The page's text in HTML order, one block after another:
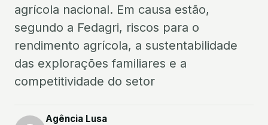
agrícola nacional. Em causa estão,
segundo a Fedagri, riscos para o
rendimento agrícola, a sustentabilidade
das explorações familiares e a
competitividade do setor
Agência Lusa